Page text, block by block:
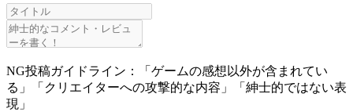
NG投稿ガイドライン：「ゲームの感想以外が含まれてい
る」「クリエイターへの攻撃的な内容」「紳士的ではない表
現」